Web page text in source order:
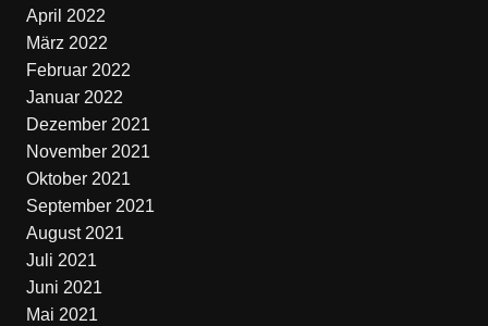
April 2022
März 2022
Februar 2022
Januar 2022
Dezember 2021
November 2021
Oktober 2021
September 2021
August 2021
Juli 2021
Juni 2021
Mai 2021